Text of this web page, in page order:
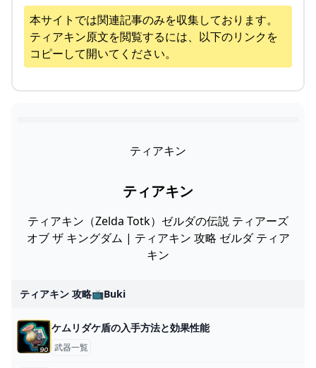
本サイトでは関連記事のみを収集しております。
ティアキン原文を閲覧するには、以下のリンクを
コピーして開いてください。
ティアキン
ティアキン
ティアキン（Zelda Totk）ゼルダの伝説 ティアーズ
オブ ザ キングダム | ティアキン 攻略 ゼルダ ティア
キン
ティアキン 攻略📺buki
ケムリダケ盾の入手方法と効果性能
武器一覧